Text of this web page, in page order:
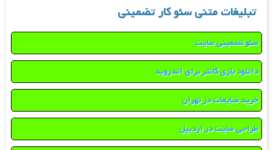
تبلیغات متنی سئو کار تضمینی
سئو تضمینی سایت
دانلود بازی کانتر برای اندروید
خرید ضایعات در تهران
طراحی سایت در اردبیل